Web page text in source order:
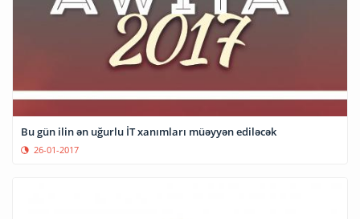
Bu gün ilin ən uğurlu İT xanımları müəyyən ediləcək
26-01-2017